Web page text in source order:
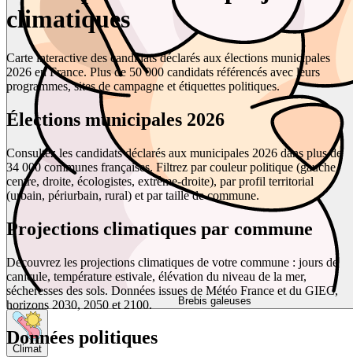
Brebis galeuses
Climat
climatiques
Carte interactive des candidats déclarés aux élections municipales
2026 en France. Plus de 50 000 candidats référencés avec leurs
programmes, sites de campagne et étiquettes politiques.
Élections municipales 2026
Consultez les candidats déclarés aux municipales 2026 dans plus de
34 000 communes françaises. Filtrez par couleur politique (gauche,
centre, droite, écologistes, extrême-droite), par profil territorial
(urbain, périurbain, rural) et par taille de commune.
Projections climatiques par commune
Découvrez les projections climatiques de votre commune : jours de
canicule, température estivale, élévation du niveau de la mer,
sécheresses des sols. Données issues de Météo France et du GIEC,
horizons 2030, 2050 et 2100.
Données politiques